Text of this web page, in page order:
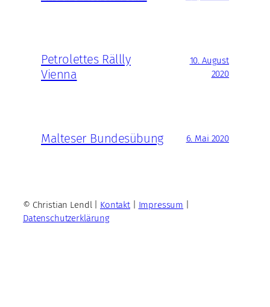
Petrolettes Rällly
Vienna
10. August
2020
Malteser Bundesübung 6. Mai 2020
© Christian Lendl | Kontakt| Impressum
Datenschutzerklärung